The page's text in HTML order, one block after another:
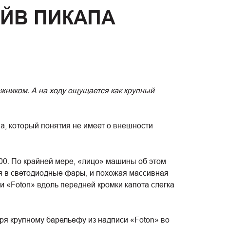
ПИКАПА
А на ходу ощущается как крупный
который понятия не имеет о внешности
По крайней мере, «лицо» машины об этом
в светодиодные фары, и похожая массивная
вдоль передней кромки капота слегка
крупному барельефу из надписи «Foton» во